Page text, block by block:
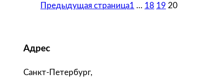
Предыдущая страница1 … 18 19 20
Адрес
Санкт-Петербург,